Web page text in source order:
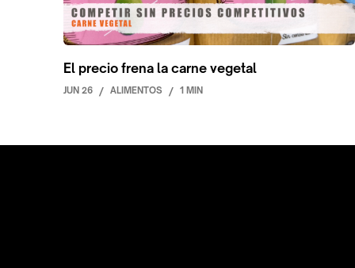
El precio frena la carne vegetal
JUN 26 / ALIMENTOS / 1 MIN